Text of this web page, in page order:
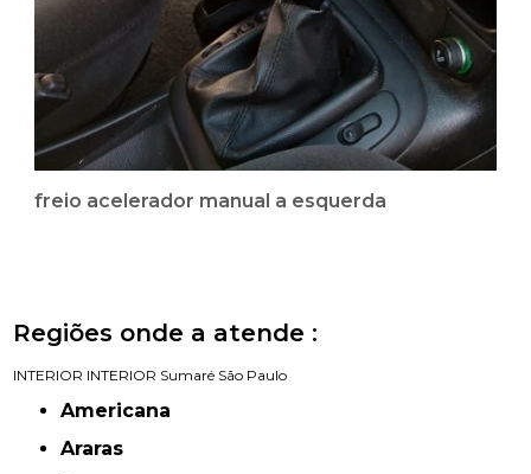
freio acelerador manual a esquerda
Regiões onde a atende :
INTERIOR INTERIOR Sumaré São Paulo
Americana
Araras